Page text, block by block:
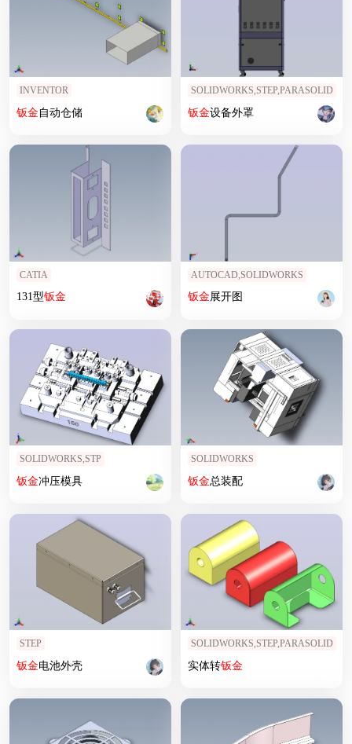
INVENTOR
钣金自动仓储
SOLIDWORKS,STEP,PARASOLID
钣金设备外罩
CATIA
131型钣金
AUTOCAD,SOLIDWORKS
钣金展开图
SOLIDWORKS,STP
钣金冲压模具
SOLIDWORKS
钣金总装配
STEP
钣金电池外壳
SOLIDWORKS,STEP,PARASOLID
实体转钣金